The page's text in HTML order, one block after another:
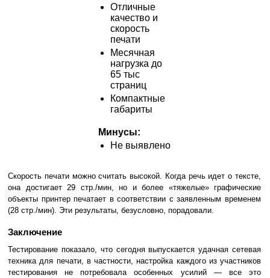
Отличные
качество и
скорость
печати
Месячная
нагрузка до
65 тыс
страниц
Компактные
габариты
Минусы:
Не выявлено
Скорость печати можно считать высокой. Когда речь идет о тексте,
она достигает 29 стр./мин, но и более «тяжелые» графические
объекты принтер печатает в соответствии с заявленным временем
(28 стр./мин). Эти результаты, безусловно, порадовали.
Заключение
Тестирование показало, что сегодня выпускается удачная сетевая
техника для печати, в частности, настройка каждого из участников
тестирования не потребовала особенных усилий — все это